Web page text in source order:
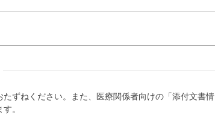
ずねください。また、医療関係者向けの「添付文書情
。